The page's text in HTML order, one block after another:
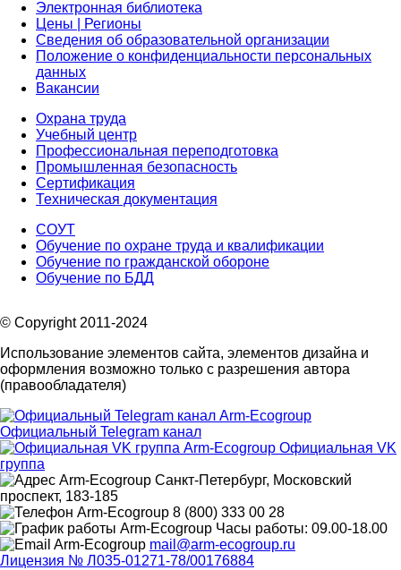
Электронная библиотека
Цены | Регионы
Сведения об образовательной организации
Положение о конфиденциальности персональных
данных
Вакансии
Охрана труда
Учебный центр
Профессиональная переподготовка
Промышленная безопасность
Сертификация
Техническая документация
СОУТ
Обучение по охране труда и квалификации
Обучение по гражданской обороне
Обучение по БДД
© Copyright 2011-2024
Использование элементов сайта, элементов дизайна и
оформления возможно только с разрешения автора
(правообладателя)
Официальный Telegram канал
Официальная VK
группа
Санкт-Петербург, Московский
проспект, 183-185
8 (800) 333 00 28
Часы работы: 09.00-18.00
mail@arm-ecogroup.ru
Лицензия № Л035-01271-78/00176884